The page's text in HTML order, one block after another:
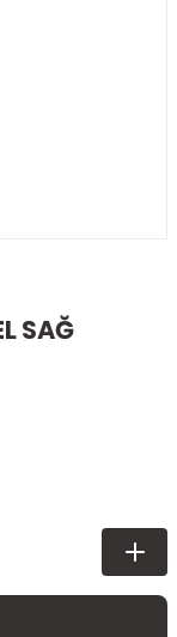
SAĞ